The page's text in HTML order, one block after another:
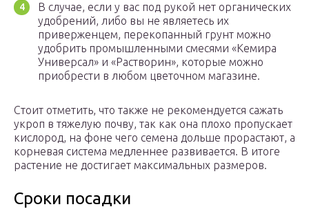
В случае, если у вас под рукой нет органических
удобрений, либо вы не являетесь их
приверженцем, перекопанный грунт можно
удобрить промышленными смесями «Кемира
Универсал» и «Растворин», которые можно
приобрести в любом цветочном магазине.
Стоит отметить, что также не рекомендуется сажать
укроп в тяжелую почву, так как она плохо пропускает
кислород, на фоне чего семена дольше прорастают, а
корневая система медленнее развивается. В итоге
растение не достигает максимальных размеров.
Сроки посадки